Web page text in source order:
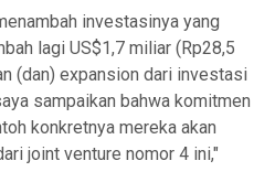
investasinya yang
lagi US$1,7 miliar (Rp28,5
(dan) expansion dari investasi
sampaikan bahwa komitmen
konkretnya mereka akan
joint venture nomor 4 ini,"